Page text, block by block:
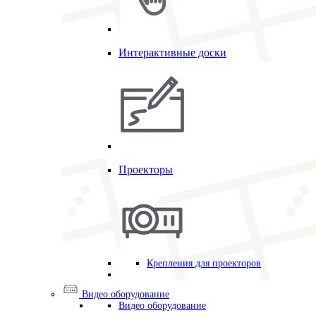
Интерактивные доски
Проекторы
Крепления для проекторов
Видео оборудование
Видео оборудование